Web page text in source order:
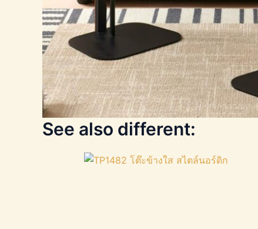
See also different: